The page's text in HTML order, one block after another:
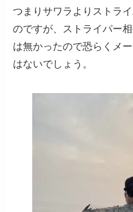
つまりサワラよりストラ
のですが、ストライパー
は無かったので恐らくメ
はないでしょう。